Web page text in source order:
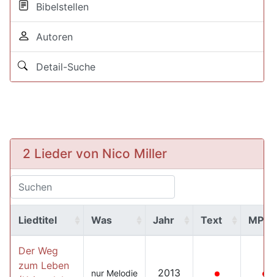
Bibelstellen
Autoren
Detail-Suche
2 Lieder von Nico Miller
Liedtitel Was Jahr Text MP3
Der Weg
zum Leben
nur Melodie 2013